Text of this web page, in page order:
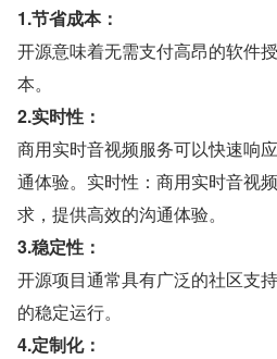
1.节省成本：
开源意味着无需支付高昂的软件
本。
2.实时性：
商用实时音视频服务可以快速响
通体验。实时性：商用实时音视
求，提供高效的沟通体验。
3.稳定性：
开源项目通常具有广泛的社区支
的稳定运行。
4.定制化：